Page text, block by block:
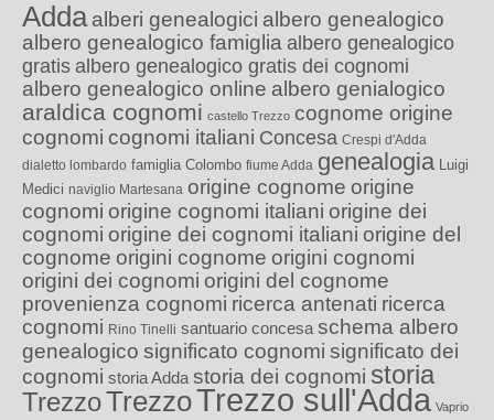
Adda alberi genealogici albero genealogico
albero genealogico famiglia albero genealogico
gratis albero genealogico gratis dei cognomi
albero genealogico online albero genialogico
araldica cognomi castello Trezzo cognome origine
cognomi cognomi italiani Concesa Crespi d'Adda
dialetto lombardo famiglia Colombo fiume Adda genealogia Luigi
Medici naviglio Martesana origine cognome origine
cognomi origine cognomi italiani origine dei
cognomi origine dei cognomi italiani origine del
cognome origini cognome origini cognomi
origini dei cognomi origini del cognome
provenienza cognomi ricerca antenati ricerca
cognomi Rino Tinelli santuario concesa schema albero
genealogico significato cognomi significato dei
cognomi storia Adda storia dei cognomi storia
TrezzoTrezzoTrezzo sull'Adda Vaprio